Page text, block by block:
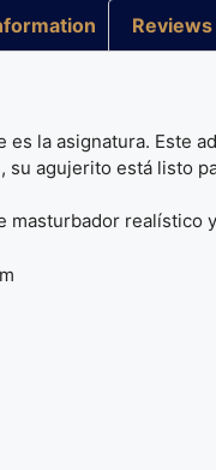
es la asignatura. Este
agujerito está listo
masturbador realístico